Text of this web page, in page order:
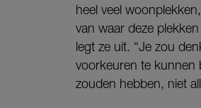
heel veel
van waar deze
legt ze uit. “Je zou
voorkeuren te kunnen
zouden hebben, niet